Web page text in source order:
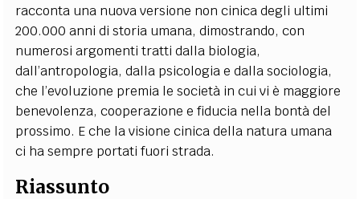
racconta una nuova versione non cinica degli ultimi
200.000 anni di storia umana, dimostrando, con
numerosi argomenti tratti dalla biologia,
dall’antropologia, dalla psicologia e dalla sociologia,
che l’evoluzione premia le società in cui vi è maggiore
benevolenza, cooperazione e fiducia nella bontà del
prossimo. E che la visione cinica della natura umana
ci ha sempre portati fuori strada.
Riassunto